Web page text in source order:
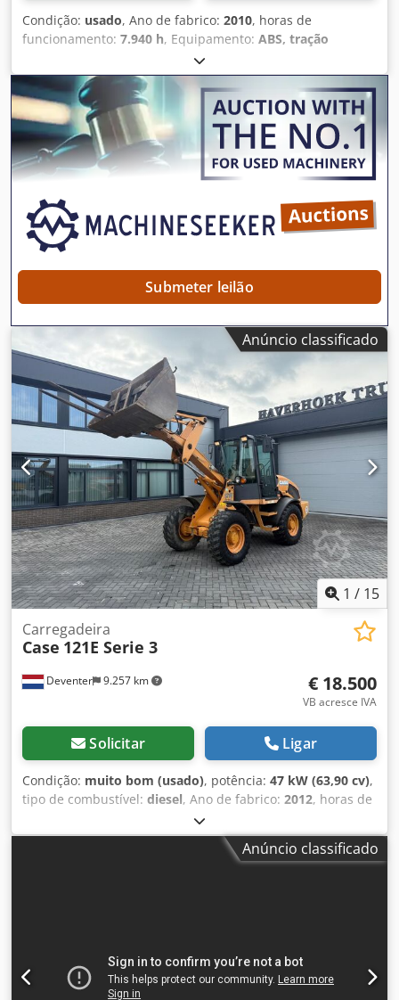
Condição: usado, Ano de fabrico: 2010, horas de
funcionamento: 7.940 h, Equipamento: ABS, tração
, EXCAVADORA MÓVEL CASE Tipo: WX165
(Escavadora Hidráulica) Número de aprovação do tipo:
N211 Fabricante do motor: Case Potência do motor: 105 kW
Horas de operação: 7940 h Cjdpfx Aozripcjlfjrf Peso bruto
autorizado: 18000 kg Comprimento para transporte: 8,19 m
Largura para transporte: 1,91 m Altura para transporte:
2,89 m Cor: Amarelo - Controlo por joystick - Lâmina de
também na área de financiamento/leasing, com o apoio
dos nossos parceiros. Todos os dados sujeitos a alterações
sem aviso prévio. Salvo erro e omissões.
Submeter leilão
Anúncio classificado
1 / 15
Deventer 9.257 km
Carregadeira
Case 121E Serie 3
€ 18.500
VB acresce IVA
Solicitar Ligar
Condição: muito bom (usado), potência: 47 kW (63,90 cv),
tipo de combustível: diesel, Ano de fabrico: 2012, horas de
, = Outras opções e acessórios = -
Controlo com 2 pedais - Cabina fechada = Observações =
CASE 121E Série 3 – Ano de fabrico: 2012 – 1.060 horas de
para uso imediato. Características: * Ano de fabrico: 2012
* Apenas 1.060 horas de funcionamento * Bom estado
Anúncio classificado